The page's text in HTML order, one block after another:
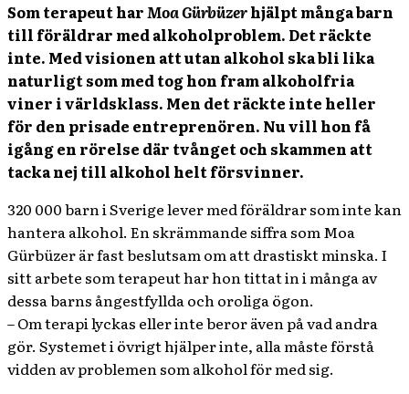
Som terapeut harMoa Gürbüzerhjälpt många barn
till föräldrar med alkoholproblem. Det räckte
inte. Med visionen att utan alkohol ska bli lika
naturligt som med tog hon fram alkoholfria
viner i världsklass. Men det räckte inte heller
för den prisade entreprenören. Nu vill hon få
igång en rörelse där tvånget och skammen att
tacka nej till alkohol helt försvinner.
320 000 barn i Sverige lever med föräldrar som inte kan
hantera alkohol. En skrämmande siffra som Moa
Gürbüzer är fast beslutsam om att drastiskt minska. I
sitt arbete som terapeut har hon tittat in i många av
dessa barns ångestfyllda och oroliga ögon.
– Om terapi lyckas eller inte beror även på vad andra
gör. Systemet i övrigt hjälper inte, alla måste förstå
vidden av problemen som alkohol för med sig.